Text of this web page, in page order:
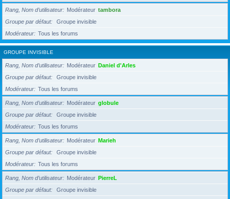
Rang, Nom d’utilisateur Modérateur tambora
Groupe par défaut
Groupe invisible
Modérateur
Tous les forums
GROUPE INVISIBLE
Rang, Nom d’utilisateur Modérateur Daniel d'Arles
Groupe par défaut
Groupe invisible
Modérateur
Tous les forums
Rang, Nom d’utilisateur Modérateur globule
Groupe par défaut
Groupe invisible
Modérateur
Tous les forums
Rang, Nom d’utilisateur Modérateur Marieh
Groupe par défaut
Groupe invisible
Modérateur
Tous les forums
Rang, Nom d’utilisateur Modérateur PierreL
Groupe par défaut
Groupe invisible